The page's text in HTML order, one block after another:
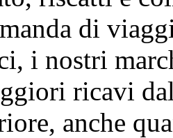
di
i nostri
ricavi
anche